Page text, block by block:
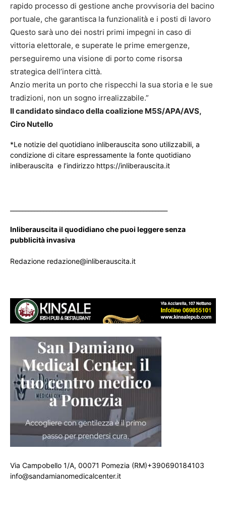
rapido processo di gestione anche provvisoria del bacino
portuale, che garantisca la funzionalità e i posti di lavoro
Questo sarà uno dei nostri primi impegni in caso di
vittoria elettorale, e superate le prime emergenze,
perseguiremo una visione di porto come risorsa
strategica dell’intera città.
Anzio merita un porto che rispecchi la sua storia e le sue
tradizioni, non un sogno irrealizzabile.”
Il candidato sindaco della coalizione M5S/APA/AVS,
Ciro Nutello
*Le notizie del quotidiano inliberauscita sono utilizzabili, a
condizione di citare espressamente la fonte quotidiano
inliberauscita e l’indirizzo https://inliberauscita.it
Inliberauscita il quodidiano che puoi leggere senza
pubblicità invasiva
Redazione redazione@inliberauscita.it
Via Campobello 1/A, 00071 Pomezia (RM)+390690184103
info@sandamianomedicalcenter.it